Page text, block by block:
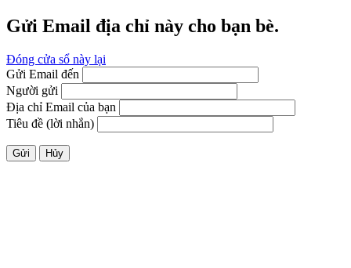
Gửi Email địa chỉ này cho bạn bè.
Đóng cửa sổ này lại
Gửi Email đến
Người gửi
Địa chỉ Email của bạn
Tiêu đề (lời nhắn)
Gửi Hủy